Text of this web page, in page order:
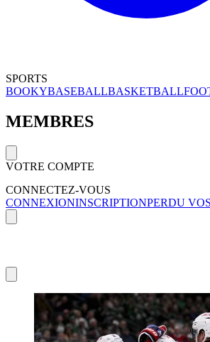
SPORTS
BOOKYBASEBALLBASKETBALL
MEMBRES
VOTRE COMPTE
CONNECTEZ-VOUS
CONNEXIONINSCRIPTIONPERDU